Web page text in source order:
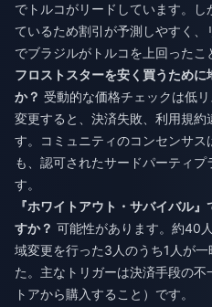
でトルコがリードしています。
ているため割引が予測しやすく
でブラジルがトルコを上回ったこ
フロストスターを安く買うため
か？ 受動的な価格チェックは低
変更すると、決済失敗、利用規約
す。コミュニティのコンセンサス
も、認可されたサードパーティ
す。
『ホワイトアウト・サバイバル
すか？ 可能性があります。約40
域変更を行った3人のうち1人が
た。主なトリガーは決済手段の
トアから購入すること）です。